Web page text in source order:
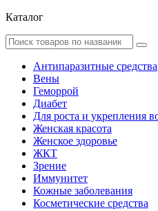
Каталог
Антипаразитные средства
Вены
Геморрой
Диабет
Для роста и укрепления
Женская красота
Женское здоровье
ЖКТ
Зрение
Иммунитет
Кожные заболевания
Косметические средства